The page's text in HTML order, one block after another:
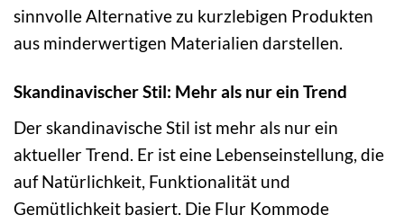
sinnvolle Alternative zu kurzlebigen Produkten
aus minderwertigen Materialien darstellen.
Skandinavischer Stil: Mehr als nur ein Trend
Der skandinavische Stil ist mehr als nur ein
aktueller Trend. Er ist eine Lebenseinstellung, die
auf Natürlichkeit, Funktionalität und
Gemütlichkeit basiert. Die Flur Kommode